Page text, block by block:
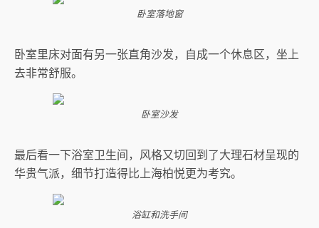
卧室落地窗
卧室里床对面有另一张直角沙发，自成一个休息区，坐上
去非常舒服。
卧室沙发
最后看一下浴室卫生间，风格又切回到了大理石材呈现的
华贵气派，细节打造得比上海柏悦更为考究。
浴缸和洗手间